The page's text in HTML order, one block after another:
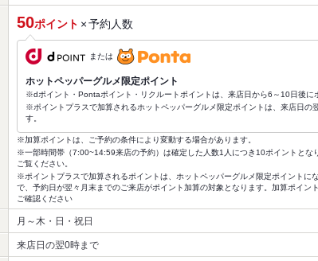
50ポイント ×予約人数
または
ホットペッパーグルメ限定ポイント
※dポイント・Pontaポイント・リクルートポイントは、来店日から6～10日後に
※ポイントプラスで加算されるホットペッパーグルメ限定ポイントは、来店日の
す。
※加算ポイントは、ご予約の条件により変動する場合があります。
※一部時間帯（7:00~14:59来店の予約）は確定した人数1人につき10ポイントとな
ご覧ください。
※ポイントプラスで加算されるポイントは、ホットペッパーグルメ限定ポイントに
で、予約日が翌々月末までのご来店がポイント加算の対象となります。加算ポイン
ご確認ください
月～木・日・祝日
来店日の翌0時まで